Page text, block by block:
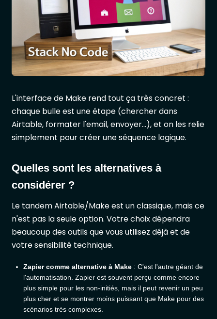
L'interface de Make rend tout ça très concret :
chaque bulle est une étape (chercher dans
Airtable, formater l'email, envoyer...), et on les relie
simplement pour créer une séquence logique.
Quelles sont les alternatives à
considérer ?
Le tandem Airtable/Make est un classique, mais ce
n'est pas la seule option. Votre choix dépendra
beaucoup des outils que vous utilisez déjà et de
votre sensibilité technique.
Zapier comme alternative à Make : C'est l'autre géant de
l'automatisation. Zapier est souvent perçu comme encore
plus simple pour les non-initiés, mais il peut revenir un peu
plus cher et se montrer moins puissant que Make pour des
scénarios très complexes.